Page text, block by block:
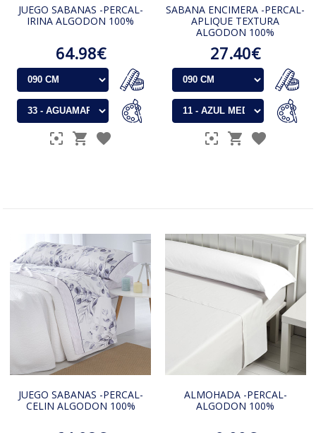
JUEGO SABANAS -PERCAL-
IRINA ALGODON 100%
64.98€
SABANA ENCIMERA -PERCAL-
APLIQUE TEXTURA
ALGODON 100%
27.40€
JUEGO SABANAS -PERCAL-
CELIN ALGODON 100%
ALMOHADA -PERCAL-
ALGODON 100%